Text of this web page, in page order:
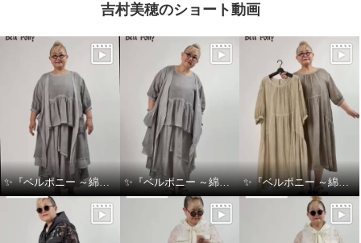
吉村美穂のショート動画
✨『ベルポニー ～綿麻製品染めシリーズ～』✨ ✨『ベルポニー ～綿麻製品染めシリーズ～』✨ ✨『ベルポニー ～綿麻製品染めシリーズ～』✨